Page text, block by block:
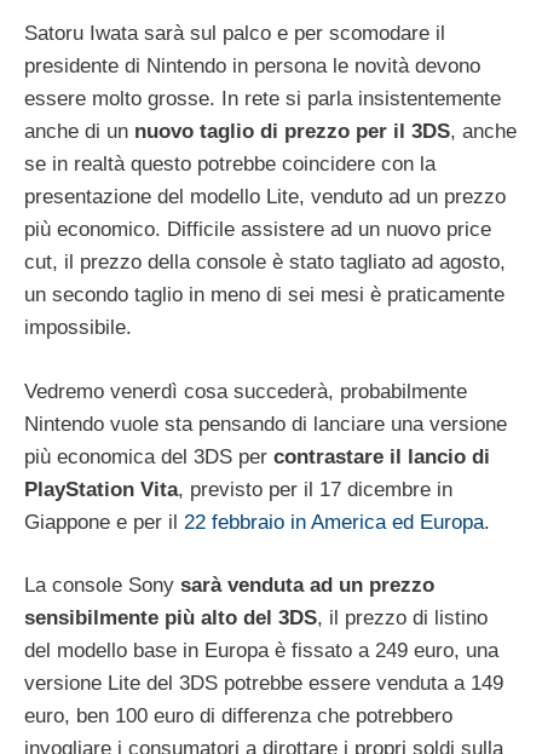
Satoru Iwata sarà sul palco e per scomodare il
presidente di Nintendo in persona le novità devono
essere molto grosse. In rete si parla insistentemente
anche di un nuovo taglio di prezzo per il 3DS, anche
se in realtà questo potrebbe coincidere con la
presentazione del modello Lite, venduto ad un prezzo
più economico. Difficile assistere ad un nuovo price
cut, il prezzo della console è stato tagliato ad agosto,
un secondo taglio in meno di sei mesi è praticamente
impossibile.
Vedremo venerdì cosa succederà, probabilmente
Nintendo vuole sta pensando di lanciare una versione
più economica del 3DS per contrastare il lancio di
PlayStation Vita, previsto per il 17 dicembre in
Giappone e per il 22 febbraio in America ed Europa.
La console Sony sarà venduta ad un prezzo
sensibilmente più alto del 3DS, il prezzo di listino
del modello base in Europa è fissato a 249 euro, una
versione Lite del 3DS potrebbe essere venduta a 149
euro, ben 100 euro di differenza che potrebbero
invogliare i consumatori a dirottare i propri soldi sulla